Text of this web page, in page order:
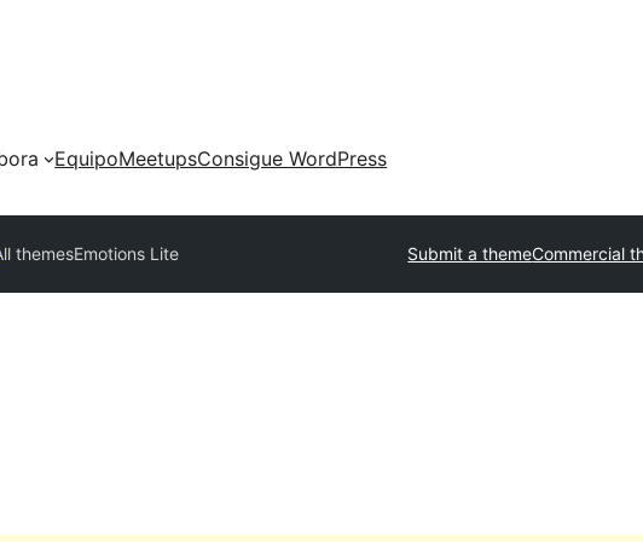
EquipoMeetupsConsigue WordPress
themesEmotions Lite Submit a themeCommercial